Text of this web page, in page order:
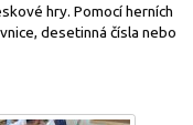
hry. Pomocí herních
desetinná čísla nebo